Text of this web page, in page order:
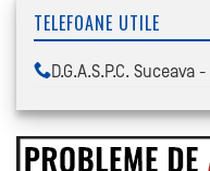
TELEFOANE UTILE
D.G.A.S.P.C.